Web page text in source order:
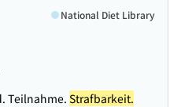
National Diet Library
Teilnahme. Strafbarkeit.